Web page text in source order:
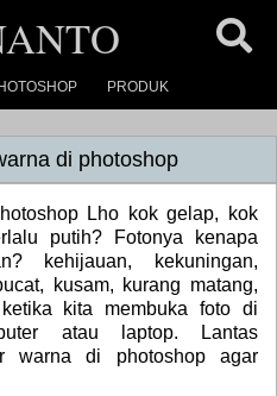
PRODUK
di photoshop
Lho kok gelap, kok
putih? Fotonya kenapa
kehijauan, kekuningan,
kusam, kurang matang,
kita membuka foto di
atau laptop. Lantas
warna di photoshop agar